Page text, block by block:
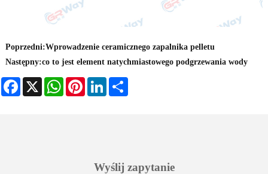
Poprzedni:Wprowadzenie ceramicznego zapalnika pelletu
Następny:co to jest element natychmiastowego podgrzewania wody
Facebook
X WhatsAppPinterestLinkedIn
Wyślij zapytanie